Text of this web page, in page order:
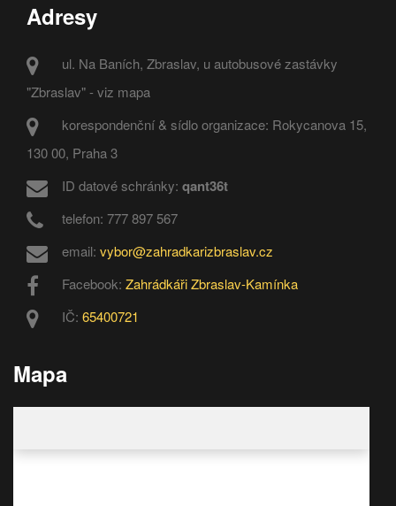
Adresy
ul. Na Baních, Zbraslav, u autobusové zastávky
"Zbraslav" - viz mapa
korespondenční & sídlo organizace: Rokycanova 15,
130 00, Praha 3
ID datové schránky: qant36t
telefon: 777 897 567
email: vybor@zahradkarizbraslav.cz
Facebook: Zahrádkáři Zbraslav-Kamínka
IČ: 65400721
Mapa